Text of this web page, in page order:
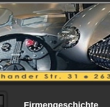
Firmengeschichte